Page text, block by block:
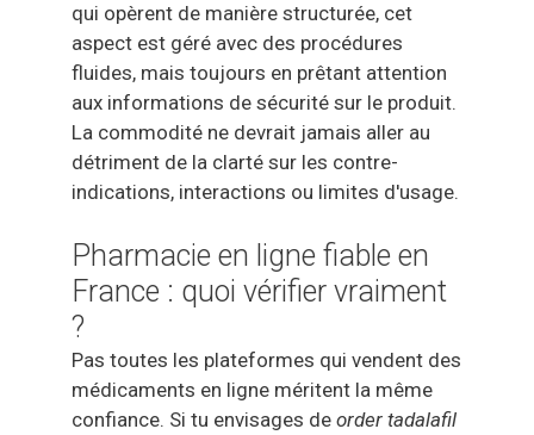
qui opèrent de manière structurée, cet
aspect est géré avec des procédures
fluides, mais toujours en prêtant attention
aux informations de sécurité sur le produit.
La commodité ne devrait jamais aller au
détriment de la clarté sur les contre-
indications, interactions ou limites d'usage.
Pharmacie en ligne fiable en
France : quoi vérifier vraiment
?
Pas toutes les plateformes qui vendent des
médicaments en ligne méritent la même
confiance. Si tu envisages de order tadalafil